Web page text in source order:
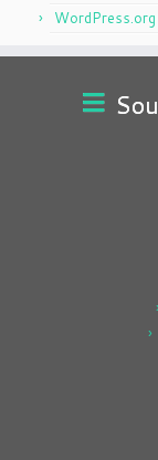
WordPress.org